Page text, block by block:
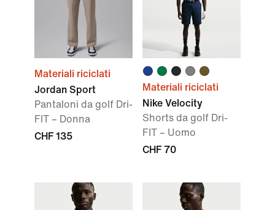
Materiali riciclati
Jordan Sport
Pantaloni da golf Dri-
FIT – Donna
CHF 135
Materiali riciclati
Nike Velocity
Shorts da golf Dri-
FIT – Uomo
CHF 70